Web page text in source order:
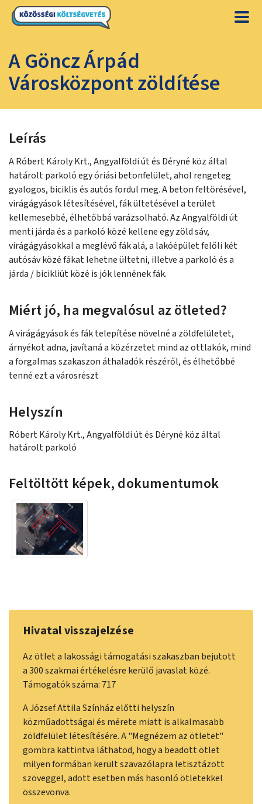
A Göncz Árpád
Városközpont zöldítése
Leírás
A Róbert Károly Krt., Angyalföldi út és Déryné köz által
határolt parkoló egy óriási betonfelület, ahol rengeteg
gyalogos, biciklis és autós fordul meg. A beton feltörésével,
virágágyások létesítésével, fák ültetésével a terület
kellemesebbé, élhetőbbá varázsolható. Az Angyalföldi út
menti járda és a parkoló közé kellene egy zöld sáv,
virágágyásokkal a meglévő fák alá, a lakóépület felőli két
autósáv közé fákat lehetne ültetni, illetve a parkoló és a
járda / bicikliút közé is jók lennének fák.
Miért jó, ha megvalósul az ötleted?
A virágágyások és fák telepítése növelné a zöldfelületet,
árnyékot adna, javítaná a közérzetet mind az ottlakók, mind
a forgalmas szakaszon áthaladók részéről, és élhetőbbé
tenné ezt a városrészt
Helyszín
Róbert Károly Krt., Angyalföldi út és Déryné köz által
határolt parkoló
Feltöltött képek, dokumentumok
Hivatal visszajelzése
Az ötlet a lakossági támogatási szakaszban bejutott
a 300 szakmai értékelésre kerülő javaslat közé.
Támogatók száma: 717
A József Attila Színház előtti helyszín
közműadottságai és mérete miatt is alkalmasabb
zöldfelület létesítésére. A "Megnézem az ötletet"
gombra kattintva láthatod, hogy a beadott ötlet
milyen formában került szavazólapra letisztázott
szöveggel, adott esetben más hasonló ötletekkel
összevonva.